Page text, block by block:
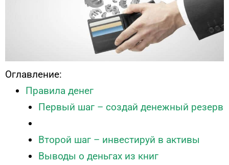
Оглавление:
Правила денег
Первый шаг – создай денежный резерв
Второй шаг – инвестируй в активы
Выводы о деньгах из книг